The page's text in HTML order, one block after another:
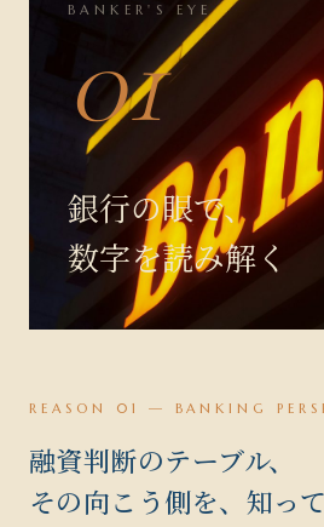
BANKER'S EYE
01
銀行の眼で、
数字を読み解く
REASON 01 — BANKING
融資判断のテーブル、
その向こう側を、知って